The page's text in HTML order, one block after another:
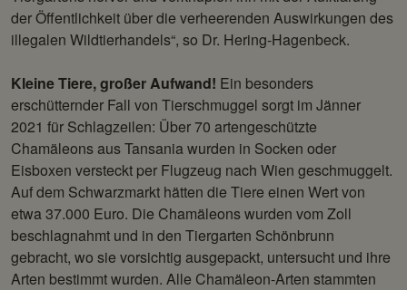
der Öffentlichkeit über die verheerenden Auswirkungen des
illegalen Wildtierhandels“, so Dr. Hering-Hagenbeck.
Kleine Tiere, großer Aufwand! Ein besonders
erschütternder Fall von Tierschmuggel sorgt im Jänner
2021 für Schlagzeilen: Über 70 artengeschützte
Chamäleons aus Tansania wurden in Socken oder
Eisboxen versteckt per Flugzeug nach Wien geschmuggelt.
Auf dem Schwarzmarkt hätten die Tiere einen Wert von
etwa 37.000 Euro. Die Chamäleons wurden vom Zoll
beschlagnahmt und in den Tiergarten Schönbrunn
gebracht, wo sie vorsichtig ausgepackt, untersucht und ihre
Arten bestimmt wurden. Alle Chamäleon-Arten stammten